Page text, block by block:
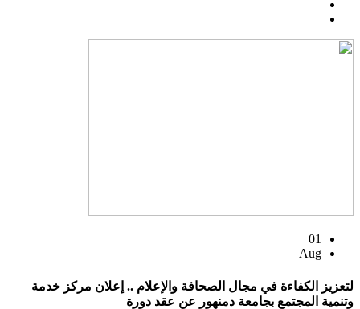
01
Aug
لتعزيز الكفاءة في مجال الصحافة والإعلام .. إعلان مركز خدمة
وتنمية المجتمع بجامعة دمنهور عن عقد دورة